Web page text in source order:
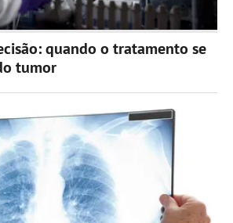
quando o tratamento se
tumor